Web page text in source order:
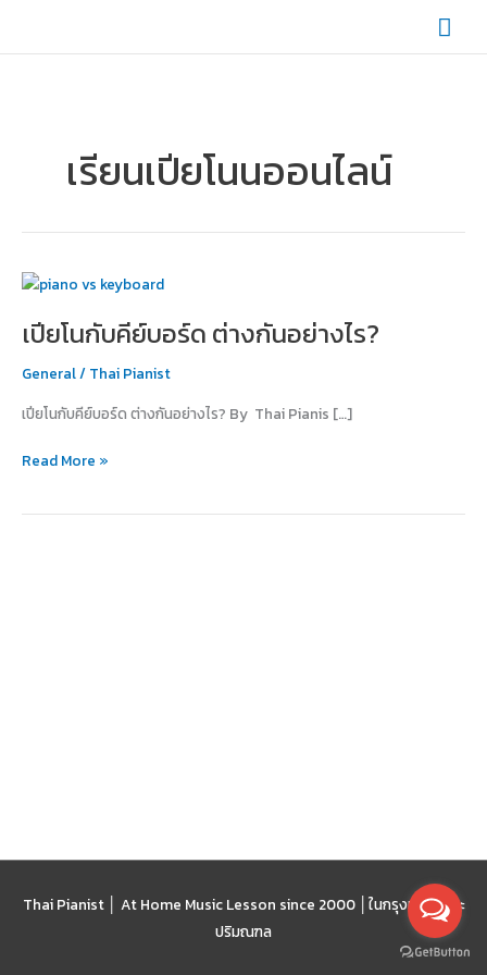
content
เรียนเปียโนนออนไลน์
เปียโนกับคีย์บอร์ด ต่างกันอย่างไร?
General/ Thai Pianist
เปียโนกับคีย์บอร์ด ต่างกันอย่างไร? By Thai Pianis […]
เปีย
กับ
ต่าง
อย่างไร?
Read More »
Thai Pianist │ At Home Music Lesson since 2000 │ ในกรุงเทพฯ และ
ปริมณฑล